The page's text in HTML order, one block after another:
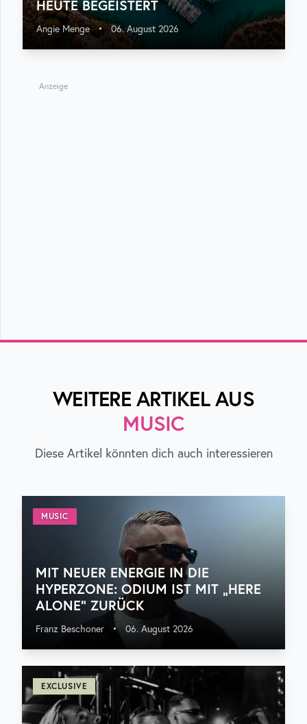
HEUTE BEGEISTERT
Angie Menge • 06. August 2026
Anzeige
WEITERE ARTIKEL AUS
MUSIC
Diese Artikel könnten dich auch interessieren
MUSIC
MIT NEUER ENERGIE IN DIE
HYPERZONE: ODIUM IST MIT „HERE
ALONE“ ZURÜCK
Franz Beschoner • 06. August 2026
EXCLUSIVE